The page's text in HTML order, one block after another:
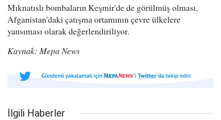
Mıknatıslı bombaların Keşmir'de de görülmüş olması,
Afganistan'daki çatışma ortamının çevre ülkelere
yansıması olarak değerlendiriliyor.
Kaynak: Mepa News
İlgili Haberler